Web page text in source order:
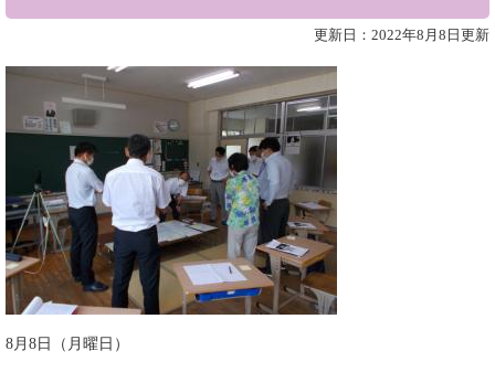
更新日：2022年8月8日更新
8月8日（月曜日）